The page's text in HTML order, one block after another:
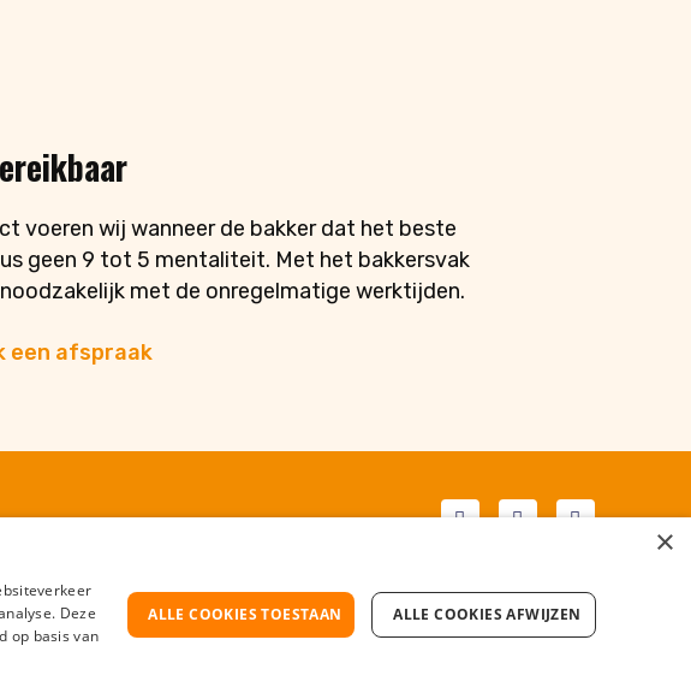
voeren wij wanneer de bakker dat het beste
geen 9 tot 5 mentaliteit. Met het bakkersvak
met de onregelmatige werktijden.
een afspraak
FacebookLinkedIn
© Uitzendbureau Het Ambacht 2023
×
Deze
op basis van
ALLE COOKIES TOESTAAN ALLE COOKIES AFWIJZEN